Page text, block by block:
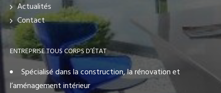
Actualités
Contact
ENTREPRISE TOUS CORPS D’ÉTAT
Spécialisé dans la construction, la rénovation et
l’aménagement intérieur